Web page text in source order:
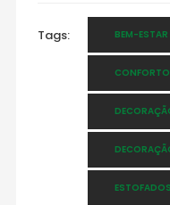
Tags: BEM-ESTAR
ESTOFADOS